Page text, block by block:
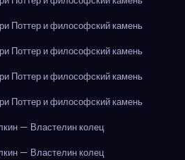
Поттер и философский камень
Поттер и философский камень
Поттер и философский камень
Поттер и философский камень
— Властелин колец
— Властелин колец